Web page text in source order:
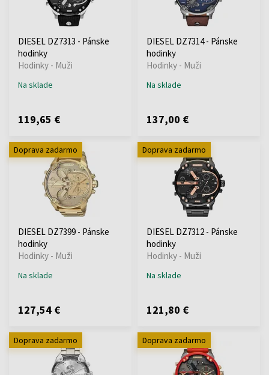
DIESEL DZ7313 - Pánske
hodinky
Hodinky - Muži
Na sklade
119,65 €
DIESEL DZ7314 - Pánske
hodinky
Hodinky - Muži
Na sklade
137,00 €
Doprava zadarmo
DIESEL DZ7399 - Pánske
hodinky
Hodinky - Muži
Na sklade
127,54 €
Doprava zadarmo
DIESEL DZ7312 - Pánske
hodinky
Hodinky - Muži
Na sklade
121,80 €
Doprava zadarmo Doprava zadarmo